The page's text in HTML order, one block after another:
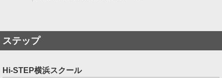
ステップ
Hi-STEP横浜スクール